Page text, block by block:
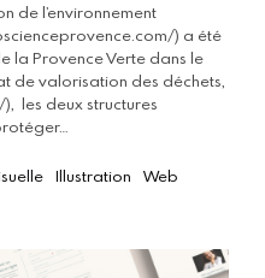
de l’environnement
) a été
la Provence Verte dans le
de valorisation des déchets,
les deux structures
Illustration Web